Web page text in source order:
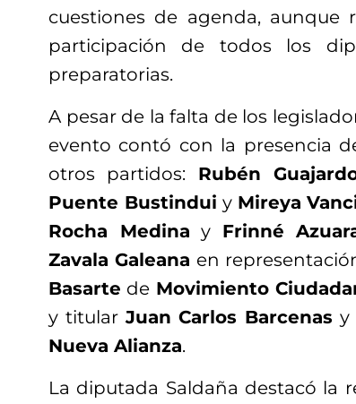
cuestiones de agenda,
participación de todos los
preparatorias.
A pesar de la falta de los
evento contó con la presencia
otros partidos: Rubén
Puente Bustindui y Mireya
Rocha Medina y Frinné
Zavala Galeana en
Basarte de Movimiento
y titularJuan Carlos Barcenas y
Nueva Alianza.
La diputada Saldaña destacó la